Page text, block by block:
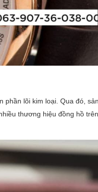
phần lõi kim loại. Qua đó,
thương hiệu đồng hồ